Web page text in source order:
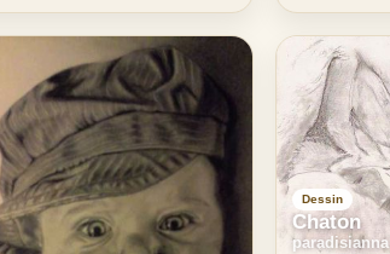
Dessin
Chaton
paradisianna